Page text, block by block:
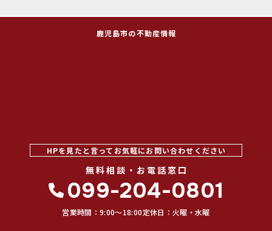
鹿児島市の不動産情報
HPを見たと言ってお気軽にお問い合わせください
無料相談・お電話窓口
099-204-0801
営業時間：9:00〜18:00定休日：火曜・水曜